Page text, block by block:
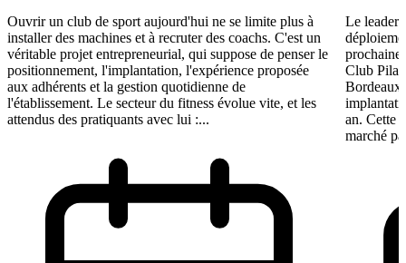
Ouvrir un club de sport aujourd'hui ne se limite plus à
installer des machines et à recruter des coachs. C'est un
véritable projet entrepreneurial, qui suppose de penser le
positionnement, l'implantation, l'expérience proposée
aux adhérents et la gestion quotidienne de
l'établissement. Le secteur du fitness évolue vite, et les
attendus des pratiquants avec lui :...
Le leader
prochaine
Club
Bordeaux
an. Cette
marché